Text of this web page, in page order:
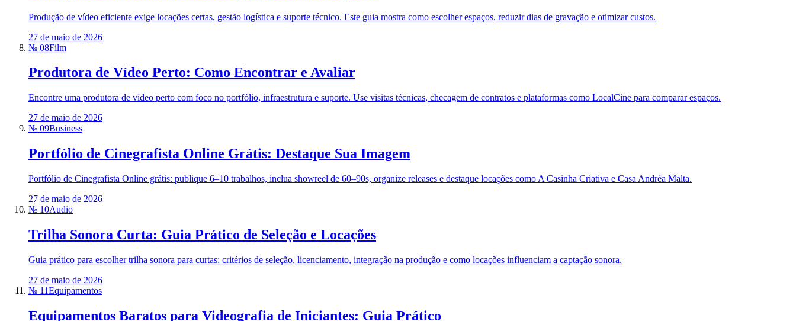
Produção de vídeo eficiente exige locações certas, gestão logística e suporte técnico. Este guia mostra como escolher espaços, reduzir dias de gravação e otimizar custos.
27 de maio de 2026
№ 08Film
Produtora de Vídeo Perto: Como Encontrar e Avaliar
Encontre uma produtora de vídeo perto com foco no portfólio, infraestrutura e suporte. Use visitas técnicas, checagem de contratos e plataformas como LocalCine para comparar espaços.
27 de maio de 2026
№ 09Business
Portfólio de Cinegrafista Online Grátis: Destaque Sua Imagem
Portfólio de Cinegrafista Online grátis: publique 6–10 trabalhos, inclua showreel de 60–90s, organize releases e destaque locações como A Casinha Criativa e Casa Andréa Malta.
27 de maio de 2026
№ 10Audio
Trilha Sonora Curta: Guia Prático de Seleção e Locações
Guia prático para escolher trilha sonora para curtas: critérios de seleção, licenciamento, integração na produção e como locações influenciam a captação sonora.
27 de maio de 2026
№ 11Equipamentos
Equipamentos Baratos para Videografia de Iniciantes: Guia Prático